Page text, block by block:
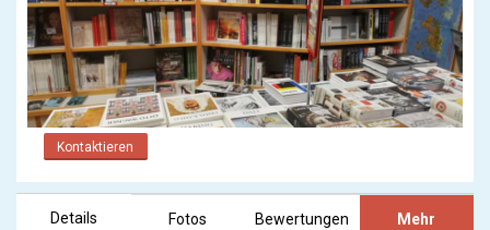
Kontaktieren
Details Fotos Bewertungen Mehr